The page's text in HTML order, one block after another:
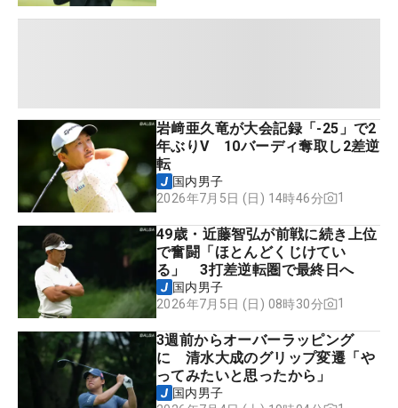
岩﨑亜久竜が大会記録「-25」で2
年ぶりV 10バーディ奪取し2差逆
転
国内男子
2026年7月5日 (日) 14時46分
1
49歳・近藤智弘が前戦に続き上位
で奮闘「ほとんどくじけてい
る」 3打差逆転圏で最終日へ
国内男子
2026年7月5日 (日) 08時30分
1
3週前からオーバーラッピング
に 清水大成のグリップ変遷「や
ってみたいと思ったから」
国内男子